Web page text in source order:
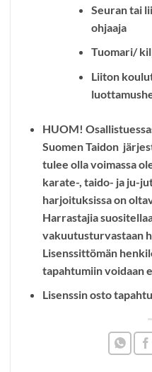
Seuran tai
ohjaaja
Tuomari/
Liiton
HUOM!
Suomen Taidon
tulee olla voimassa
karate-, taido- ja ju-
harjoituksissa on
Harrastajia
vakuutusturvastaan
Lisenssittömän
tapahtumiin voidaan
Lisenssin osto